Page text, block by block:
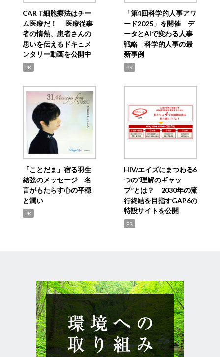
CAR T細胞療法はチー
ム医療だ！ 医療従事
者の情熱、患者さんの
思いを伝えるドキュメ
ンタリー動画を公開中
PR
「第4回科学的人事アワ
ード2025」を開催 デ
ータとAIで変わる人事
戦略 科学的人事の最
新事例
PR
「ことだま」宿る羽生
結弦のメッセージ 名
言がもたらす心の平穏
と潤い
PR
HIV/エイズにまつわる6
つの“理解のギャッ
プ”とは？ 2030年の流
行終結を目指すGAP6の
特設サイトを公開
PR